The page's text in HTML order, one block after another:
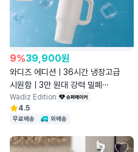
9%39,900원
와디즈 에디션ㅣ36시간 냉장고급
시원함ㅣ3만 원대 강력 밀폐
세라믹텀블러
Wadiz Edition
4.5
무료배송 와배송